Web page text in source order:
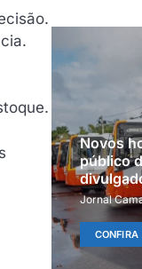
Novos
público
Jornal
CONFIRA